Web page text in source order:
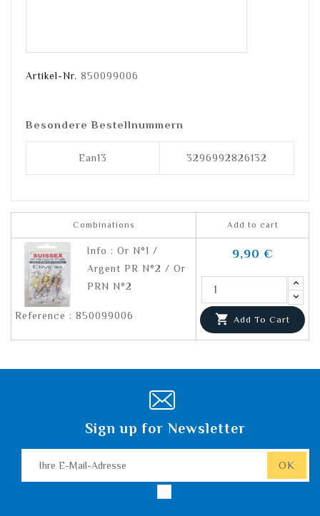
Artikel-Nr. 850099006
Besondere Bestellnummern
Ean13 3296992826132
Combinations Add to cart
Info : Or N°1 /
Argent PR N°2 / Or
PRN N°2
Reference : 850099006
9,90 €
 Add To Cart
Sign up for Newsletter